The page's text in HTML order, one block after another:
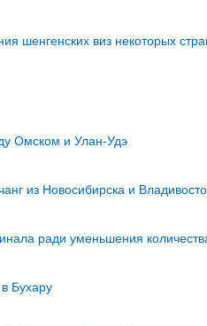
шенгенских виз некоторых
Омском и Улан-Удэ
из Новосибирска и
ради уменьшения
Бухару